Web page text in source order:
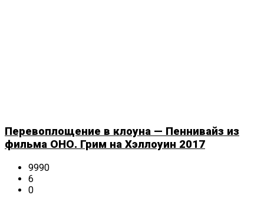
Перевоплощение в клоуна — Пеннивайз из
фильма ОНО. Грим на Хэллоуин 2017
9990
6
0